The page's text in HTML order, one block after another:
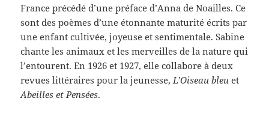
France précédé d’une préface d’Anna de Noailles. Ce
sont des poèmes d’une étonnante maturité écrits par
une enfant cultivée, joyeuse et sentimentale. Sabine
chante les animaux et les merveilles de la nature qui
l’entourent. En 1926 et 1927, elle collabore à deux
revues littéraires pour la jeunesse, L’Oiseau bleu et
Abeilles et Pensées.